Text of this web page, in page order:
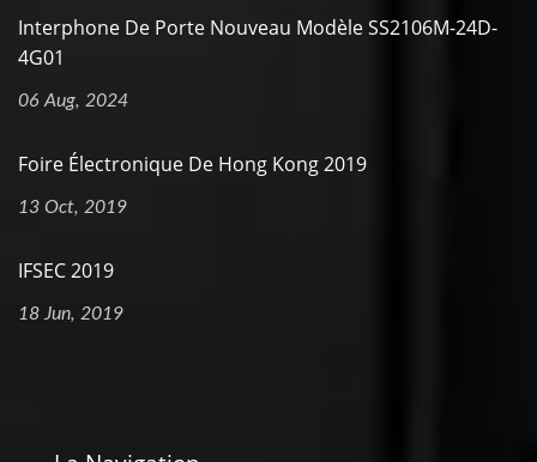
Interphone De Porte Nouveau Modèle SS2106M-24D-
4G01
06 Aug, 2024
Foire Électronique De Hong Kong 2019
13 Oct, 2019
IFSEC 2019
18 Jun, 2019